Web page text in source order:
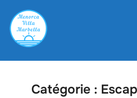
contenu
Catégorie :